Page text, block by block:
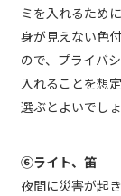
ミを入れるため
身が見えない色
ので、プライバ
入れることを想
選ぶとよいでしょ
⑥ライト、笛
夜間に災害が起